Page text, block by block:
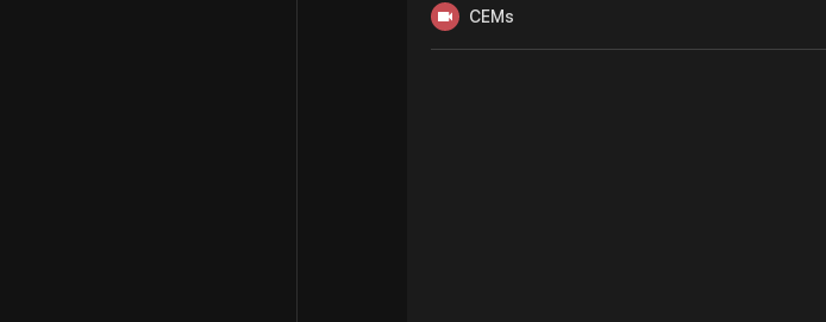
CEMs